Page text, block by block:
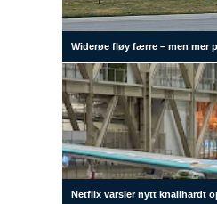
Widerøe fløy færre – men mer
Netflix varsler nytt knallhardt